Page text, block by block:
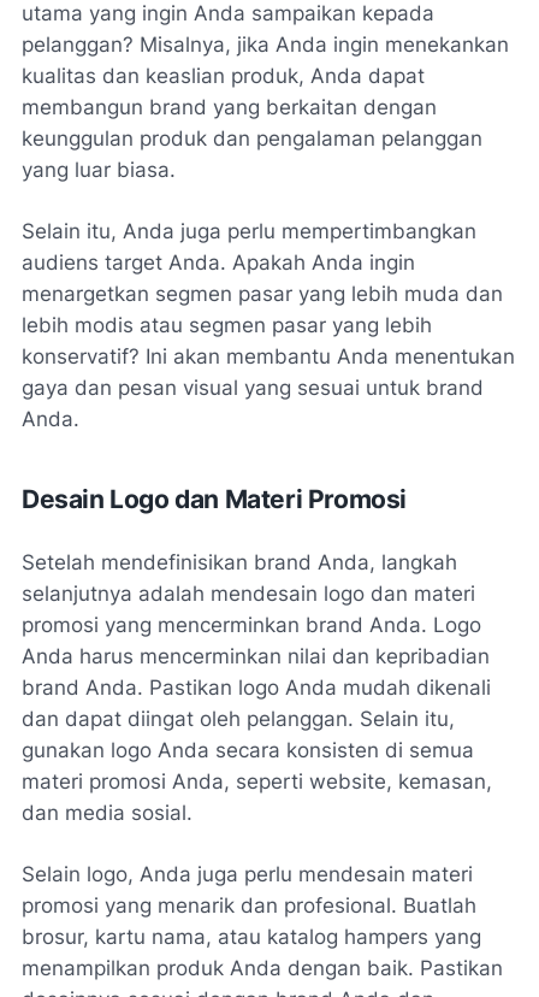
utama yang ingin Anda sampaikan kepada
pelanggan? Misalnya, jika Anda ingin menekankan
kualitas dan keaslian produk, Anda dapat
membangun brand yang berkaitan dengan
keunggulan produk dan pengalaman pelanggan
yang luar biasa.
Selain itu, Anda juga perlu mempertimbangkan
audiens target Anda. Apakah Anda ingin
menargetkan segmen pasar yang lebih muda dan
lebih modis atau segmen pasar yang lebih
konservatif? Ini akan membantu Anda menentukan
gaya dan pesan visual yang sesuai untuk brand
Anda.
Desain Logo dan Materi Promosi
Setelah mendefinisikan brand Anda, langkah
selanjutnya adalah mendesain logo dan materi
promosi yang mencerminkan brand Anda. Logo
Anda harus mencerminkan nilai dan kepribadian
brand Anda. Pastikan logo Anda mudah dikenali
dan dapat diingat oleh pelanggan. Selain itu,
gunakan logo Anda secara konsisten di semua
materi promosi Anda, seperti website, kemasan,
dan media sosial.
Selain logo, Anda juga perlu mendesain materi
promosi yang menarik dan profesional. Buatlah
brosur, kartu nama, atau katalog hampers yang
menampilkan produk Anda dengan baik. Pastikan